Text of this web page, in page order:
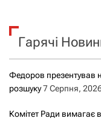
к
Гарячі
Федоров презентував
розшуку7 Серпня,
Комітет Ради вимагає